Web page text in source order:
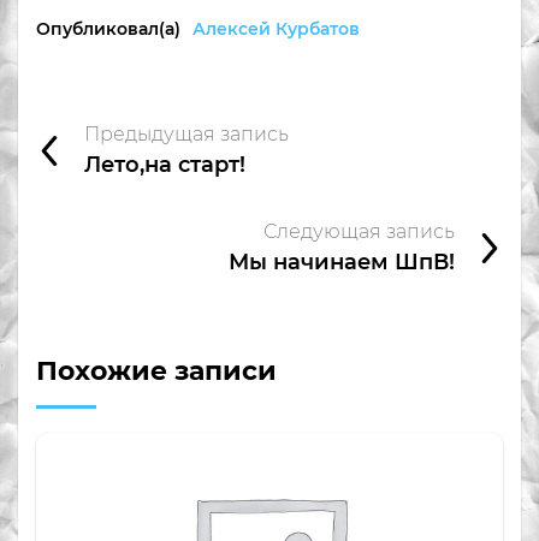
Опубликовал(а) Алексей Курбатов
Предыдущая запись
Лето,на старт!
Следующая запись
Мы начинаем ШпВ!
Похожие записи